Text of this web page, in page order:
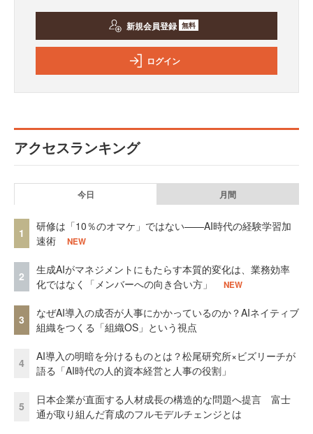
新規会員登録 無料
ログイン
アクセスランキング
今日 月間
1
研修は「10％のオマケ」ではない——AI時代の経験学習加
速術
NEW
2
生成AIがマネジメントにもたらす本質的変化は、業務効率
化ではなく「メンバーへの向き合い方」
NEW
3
なぜAI導入の成否が人事にかかっているのか？AIネイティブ
組織をつくる「組織OS」という視点
4
AI導入の明暗を分けるものとは？松尾研究所×ビズリーチが
語る「AI時代の人的資本経営と人事の役割」
5
日本企業が直面する人材成長の構造的な問題へ提言 富士
通が取り組んだ育成のフルモデルチェンジとは